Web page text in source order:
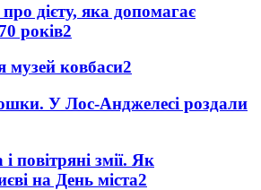
дієту, яка допомагає
років2
музей ковбаси2
У Лос-Анджелесі роздали
повітряні змії. Як
на День міста2